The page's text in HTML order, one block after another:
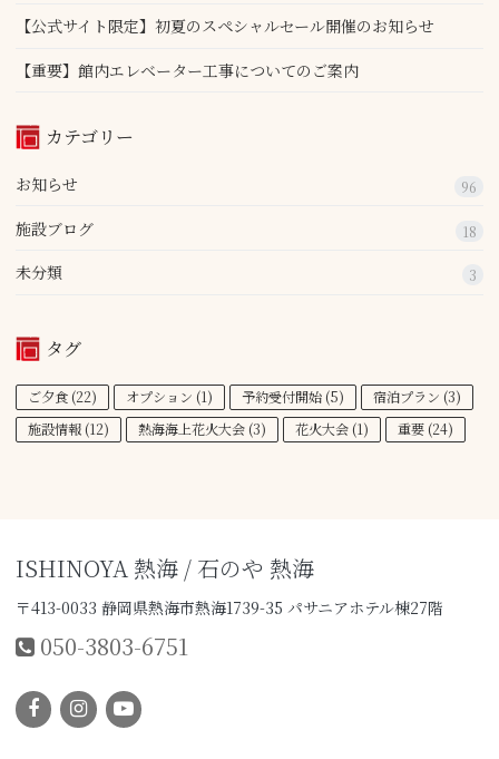
【公式サイト限定】初夏のスペシャルセール開催のお知らせ
【重要】館内エレベーター工事についてのご案内
カテゴリー
お知らせ 96
施設ブログ 18
未分類 3
タグ
ご夕食 (22) オプション (1) 予約受付開始 (5) 宿泊プラン (3)
施設情報 (12) 熱海海上花火大会 (3) 花火大会 (1) 重要 (24)
ISHINOYA 熱海 / 石のや 熱海
〒413-0033 静岡県熱海市熱海1739-35 パサニアホテル棟27階
050-3803-6751